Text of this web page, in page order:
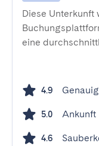
Diese Unterkunft
eine
4.9
5.0 Ankunft
4.6